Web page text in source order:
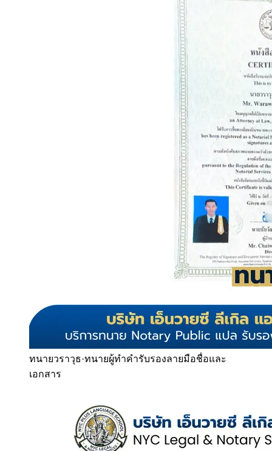
ทนายวราวุธ·ทนายผู้ทำคำรับรองลายมือชื่อและ
เอกสาร